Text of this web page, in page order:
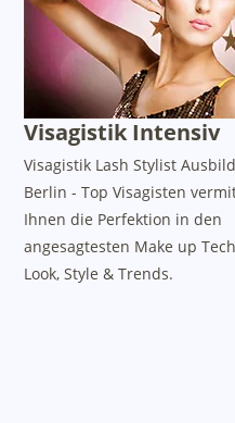
Visagistik Intensiv
Visagistik Lash Stylist
Berlin - Top Visagisten
Ihnen die Perfektion in den
angesagtesten Make up
Look, Style & Trends.